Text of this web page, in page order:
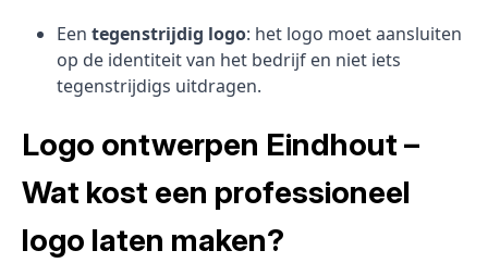
Een tegenstrijdig logo: het logo moet aansluiten
op de identiteit van het bedrijf en niet iets
tegenstrijdigs uitdragen.
Logo ontwerpen Eindhout –
Wat kost een professioneel
logo laten maken?